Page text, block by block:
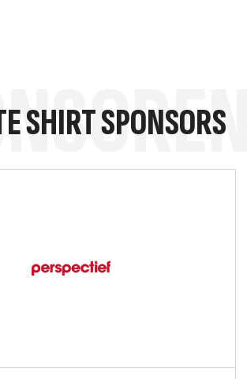
SHIRT SPONSORS